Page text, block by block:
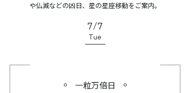
や仏滅などの凶日、星の星座移動をご案内。
7/7
Tue
一粒万倍日